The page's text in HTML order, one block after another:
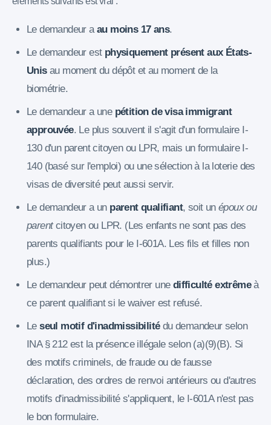
Le demandeur a au moins 17 ans.
Le demandeur est physiquement présent aux États-
Unisau moment du dépôt et au moment de la
biométrie.
Le demandeur a une pétition de visa immigrant
approuvée. Le plus souvent il s'agit d'un formulaire I-
130 d'un parent citoyen ou LPR, mais un formulaire I-
140 (basé sur l'emploi) ou une sélection à la loterie des
visas de diversité peut aussi servir.
Le demandeur a un parent qualifiant, soit unépoux ou
parentcitoyen ou LPR. (Les enfants ne sont pas des
parents qualifiants pour le I-601A. Les fils et filles non
plus.)
Le demandeur peut démontrer une difficulté extrêmeà
ce parent qualifiant si le waiver est refusé.
Leseul motif d'inadmissibilitédu demandeur selon
INA § 212 est la présence illégale selon (a)(9)(B). Si
des motifs criminels, de fraude ou de fausse
déclaration, des ordres de renvoi antérieurs ou d'autres
motifs d'inadmissibilité s'appliquent, le I-601A n'est pas
le bon formulaire.